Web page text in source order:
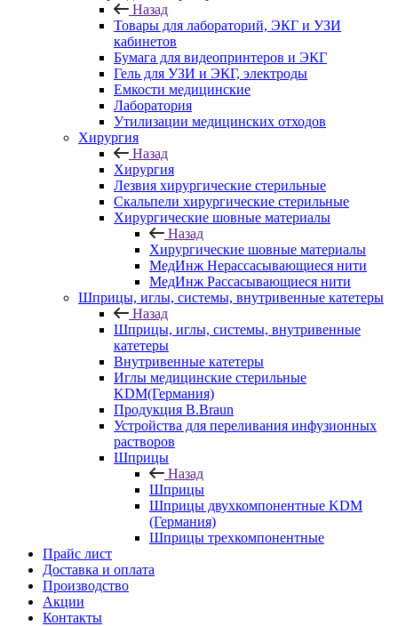
Назад
Товары для лабораторий, ЭКГ и УЗИ
кабинетов
Бумага для видеопринтеров и ЭКГ
Гель для УЗИ и ЭКГ, электроды
Емкости медицинские
Лаборатория
Утилизации медицинских отходов
Хирургия
Назад
Хирургия
Лезвия хирургические стерильные
Скальпели хирургические стерильные
Хирургические шовные материалы
Назад
Хирургические шовные материалы
МедИнж Нерассасывающиеся нити
МедИнж Рассасывающиеся нити
Шприцы, иглы, системы, внутривенные катетеры
Назад
Шприцы, иглы, системы, внутривенные
катетеры
Внутривенные катетеры
Иглы медицинские стерильные
KDM(Германия)
Продукция B.Braun
Устройства для переливания инфузионных
растворов
Шприцы
Назад
Шприцы
Шприцы двухкомпонентные KDM
(Германия)
Шприцы трехкомпонентные
Прайс лист
Доставка и оплата
Производство
Акции
Контакты